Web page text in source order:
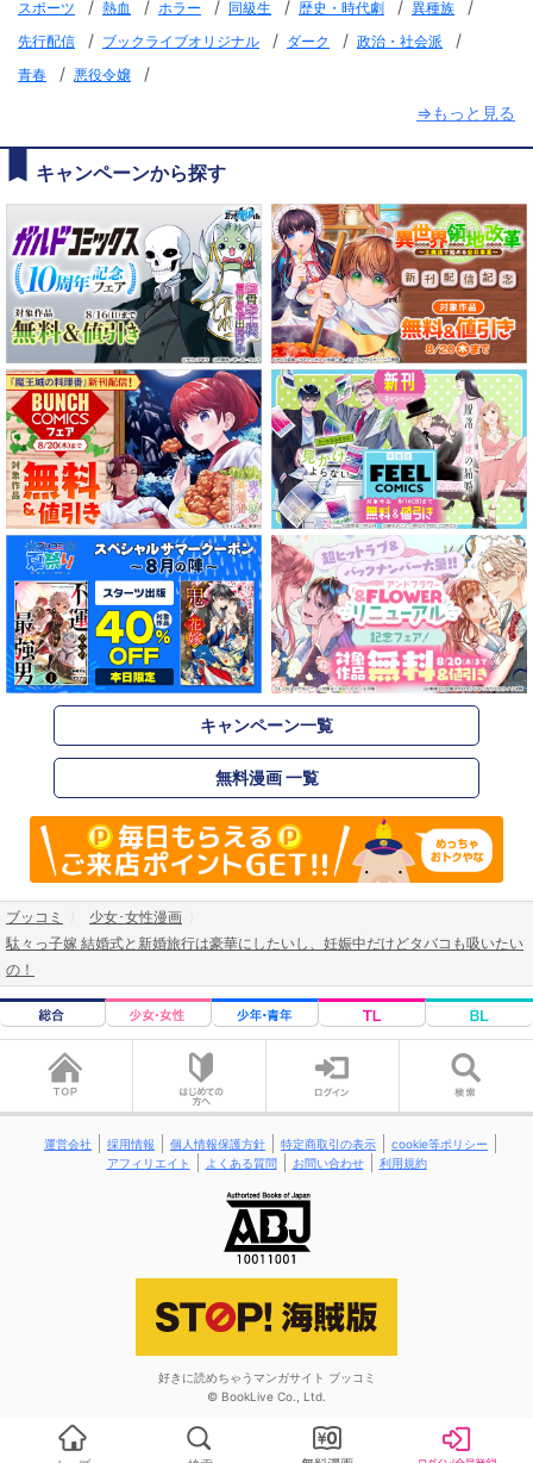
スポーツ / 熱血 / ホラー / 同級生 / 歴史・時代劇 / 異種族 /
先行配信 / ブックライブオリジナル / ダーク / 政治・社会派 /
青春 / 悪役令嬢
/
⇒もっと見る
キャンペーンから探す
キャンペーン一覧
無料漫画 一覧
ブッコミ
少女･女性漫画
駄々っ子嫁 結婚式と新婚旅行は豪華にしたいし、妊娠中だけどタバコも吸いたい
の！
運営会社 採用情報 個人情報保護方針 特定商取引の表示
cookie等ポリシー
アフィリエイト
よくある質問 お問い合わせ 利用規約
好きに読めちゃうマンガサイト ブッコミ
© BookLive Co., Ltd.